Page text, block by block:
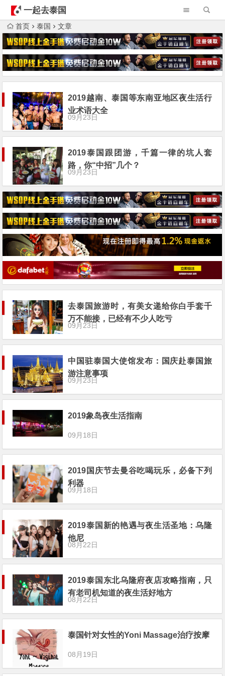
一起去泰国
首页 泰国 文章
2019越南、泰国等东南亚地区夜生活行
业术语大全
09月23日
2019泰国跟团游，千篇一律的坑人套
路，你“中招”几个？
09月23日
去泰国旅游时，有美女递给你白手套千
万不能接，已经有不少人吃亏
09月23日
中国驻泰国大使馆发布：国庆赴泰国旅
游注意事项
09月23日
2019象岛夜生活指南
09月18日
2019国庆节去曼谷吃喝玩乐，必备下列
利器
09月18日
2019泰国新的艳遇与夜生活圣地：乌隆
他尼
08月22日
2019泰国东北乌隆府夜店攻略指南，只
有老司机知道的夜生活好地方
08月22日
泰国针对女性的Yoni Massage治疗按摩
08月19日